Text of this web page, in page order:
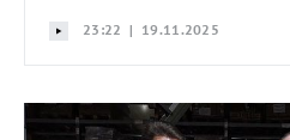
23:22 | 19.11.2025